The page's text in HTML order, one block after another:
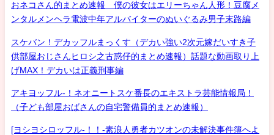
おネコさん的まとめ速報 僕の彼女はエリーちゃん人形！豆腐メ
ンタルメンヘラ電波中年アルバイターのぬいぐるみ男子末路編
スケバン！デカッフルまっくす（デカい強い2次元嫁だいすき子
供部屋おじさんヒロシ之古惑仔的まとめ速報）話題な動画取り上
げMAX！デカいは正義刑事編
アキヨッフル-！ネオニートスケ番長のエキストラ芸能情報局！
（子ども部屋おばさんの自宅警備員的まとめ速報）
[ヨシヨシロッフル-！！-素浪人勇者カツオンの未解決事件簿へよ